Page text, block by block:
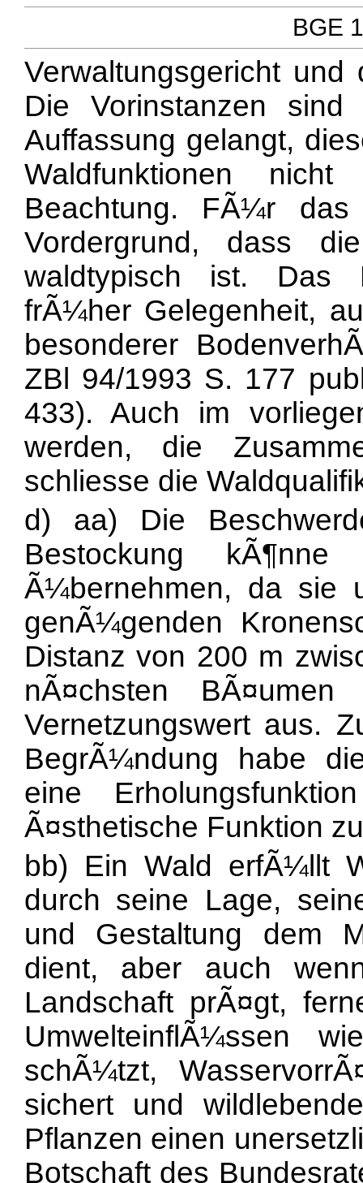
BGE
Verwaltungsgericht und
Die Vorinstanzen
Auffassung gelangt,
Waldfunktionen
Beachtung. FÃ¼r
Vordergrund, dass
waldtypisch ist. Das
frÃ¼her Gelegenheit,
besonderer
ZBl 94/1993 S. 177
433). Auch im
werden, die
schliesse die
d) aa) Die
Bestockung kÃ¶nne
Ã¼bernehmen, da sie
genÃ¼genden
Distanz von 200 m
nÃ¤chsten
Vernetzungswert aus.
BegrÃ¼ndung habe
eine
Ã¤sthetische Funktion
bb) Ein Wald erfÃ¼llt
durch seine Lage,
und Gestaltung dem
dient, aber auch
Landschaft prÃ¤gt,
UmwelteinflÃ¼ssen
schÃ¼tzt,
sichert und
Pflanzen einen
Botschaft des